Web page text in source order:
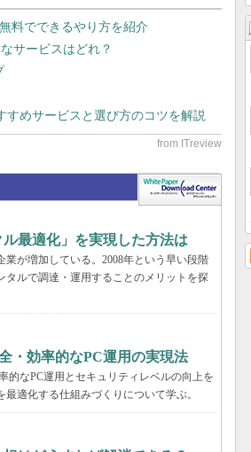
料でできるやり方を紹介
サービスはどれ？
すめサービスと選び方のコツを解説
最適化」を実現した方法は
が増加している。2008年という早い段階
タルで調達・運用することのメリットを探
・効率的なPC運用の実現法
的なPC運用とセキュリティレベルの向上を
適化する仕組みづくりについて学ぶ。